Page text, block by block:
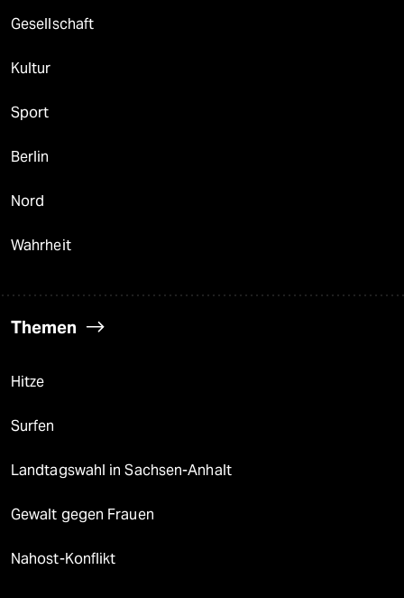
Gesellschaft
Kultur
Sport
Berlin
Nord
Wahrheit
Themen
Hitze
Surfen
Landtagswahl in Sachsen-Anhalt
Gewalt gegen Frauen
Nahost-Konflikt